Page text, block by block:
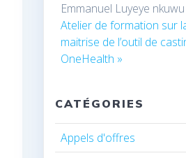
Emmanuel Luyeye nkuwu
Atelier de formation sur
maitrise de l’outil de
OneHealth »
CATÉGORIES
Appels d'offres